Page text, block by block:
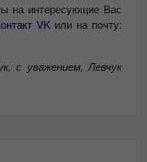
на интересующие Вас
VKили на почту:
с уважением, Левчук